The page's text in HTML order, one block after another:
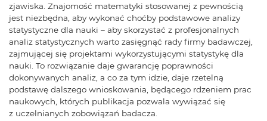
zjawiska. Znajomość matematyki stosowanej z pewnością
jest niezbędna, aby wykonać choćby podstawowe analizy
statystyczne dla nauki – aby skorzystać z profesjonalnych
analiz statystycznych warto zasięgnąć rady firmy badawczej,
zajmującej się projektami wykorzystującymi statystykę dla
nauki. To rozwiązanie daje gwarancję poprawności
dokonywanych analiz, a co za tym idzie, daje rzetelną
podstawę dalszego wnioskowania, będącego rdzeniem prac
naukowych, których publikacja pozwala wywiązać się
z uczelnianych zobowiązań badacza.